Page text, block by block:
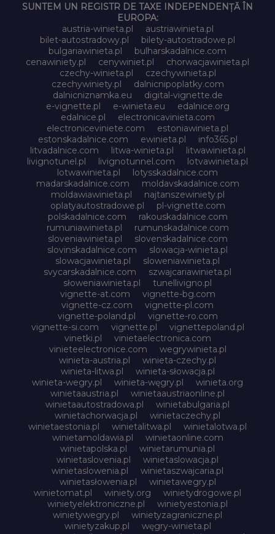
SUNTEM UN REGISTR DE TAXE INDEPENDENȚĂ ÎN
EUROPA:
austria-winieta.pl
austriawinieta.pl
bilet-autostradowy.pl
bilety-autostradowe.pl
bulgariawinieta.pl
bulharskadalnice.com
cenawiniety.pl
cenywiniet.pl
chorwacjawinieta.pl
czechy-winieta.pl
czechywinieta.pl
czechywiniety.pl
dalnicnipoplatky.com
dalnicniznamka.eu
digital-vignette.de
e-vignette.pl
e-winieta.eu
edalnice.org
edalnice.pl
electronicavinieta.com
electroniceviniete.com
estoniawinieta.pl
estonskadalnice.com
ewinieta.pl
info365.pl
litvadalnice.com
litwa-winieta.pl
litwawinieta.pl
livignotunel.pl
livignotunnel.com
lotvawinieta.pl
lotwawinieta.pl
lotysskadalnice.com
madarskadalnice.com
moldavskadalnice.com
moldawiawinieta.pl
najtanszewiniety.pl
oplatyautostradowe.pl
pl-vignette.com
polskadalnice.com
rakouskadalnice.com
rumuniawinieta.pl
rumunskadalnice.com
sloveniawinieta.pl
slovenskadalnice.com
slovinskadalnice.com
slowacja-winieta.pl
slowacjawinieta.pl
sloweniawinieta.pl
svycarskadalnice.com
szwajcariawinieta.pl
słoweniawinieta.pl
tunellivigno.pl
vignette-at.com
vignette-bg.com
vignette-cz.com
vignette-pl.com
vignette-poland.pl
vignette-ro.com
vignette-si.com
vignette.pl
vignettepoland.pl
vinetki.pl
vinietaelectronica.com
vinieteelectronice.com
wegrywinieta.pl
winieta-austria.pl
winieta-czechy.pl
winieta-litwa.pl
winieta-słowacja.pl
winieta-wegry.pl
winieta-węgry.pl
winieta.org
winietaaustria.pl
winietaaustriaonline.pl
winietaautostradowa.pl
winietabulgaria.pl
winietachorwacja.pl
winietaczechy.pl
winietaestonia.pl
winietalitwa.pl
winietalotwa.pl
winietamoldawia.pl
winietaonline.com
winietapolska.pl
winietarumunia.pl
winietaslovenia.pl
winietaslowacja.pl
winietaslowenia.pl
winietaszwajcaria.pl
winietasłowenia.pl
winietawegry.pl
winietomat.pl
winiety.org
winietydrogowe.pl
winietyelektroniczne.pl
winietyestonia.pl
winietywegry.pl
winietyzagraniczne.pl
winietyzakup.pl
węgry-winieta.pl